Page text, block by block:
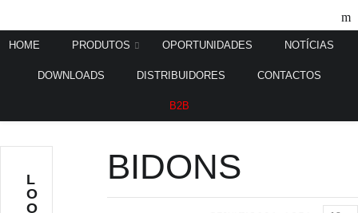
HOME PRODUTOS OPORTUNIDADES NOTÍCIAS
DOWNLOADS DISTRIBUIDORES CONTACTOS
B2B
Acessórios Bidons
BIDONS
L
O
O